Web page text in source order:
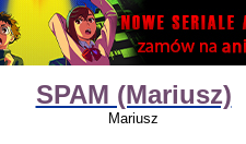
SPAM (Mariusz)
Mariusz